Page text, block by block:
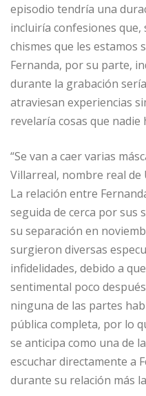
episodio tendría una
incluiría confesiones que,
chismes que les estamos
Fernanda, por su parte,
durante la grabación
atraviesan experiencias
revelaría cosas que
“Se van a caer varias
Villarreal, nombre real de
La relación entre
seguida de cerca por sus
su separación en
surgieron diversas
infidelidades, debido a
sentimental poco
ninguna de las partes
pública completa, por lo
se anticipa como una de
escuchar directamente a
durante su relación más